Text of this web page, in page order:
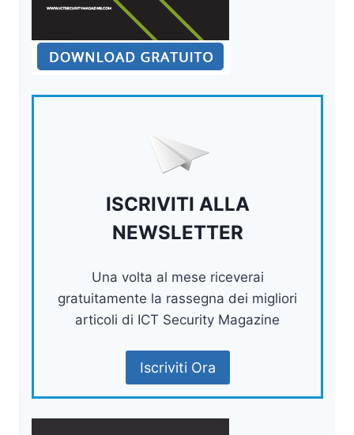
ISCRIVITI ALLA
NEWSLETTER
Una volta al mese riceverai
gratuitamente la rassegna dei migliori
articoli di ICT Security Magazine
Iscriviti Ora